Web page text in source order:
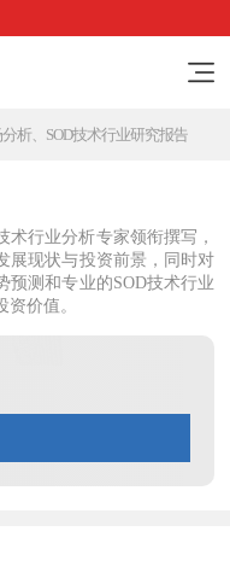
析、SOD技术行业研究报告
术行业分析专家领衔撰写，
展现状与投资前景，同时对
预测和专业的SOD技术行业
价值。